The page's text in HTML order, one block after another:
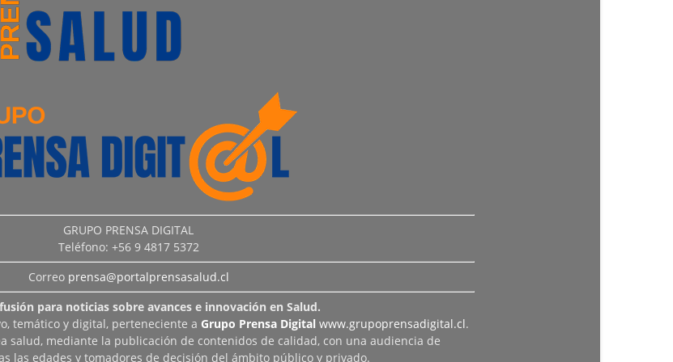
GRUPO PRENSA DIGITAL
Teléfono: +56 9 4817 5372
Correo prensa@portalprensasalud.cl
para noticias sobre avances e innovación en Salud.
temático y digital, perteneciente a Grupo Prensa Digital www.grupoprensadigital.cl.
salud, mediante la publicación de contenidos de calidad, con una audiencia de
las edades y tomadores de decisión del ámbito público y privado.